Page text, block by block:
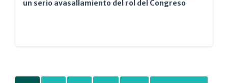
un serio avasallamiento del rol del Congreso